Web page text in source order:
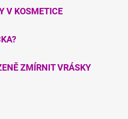
V KOSMETICE
ZMÍRNIT VRÁSKY